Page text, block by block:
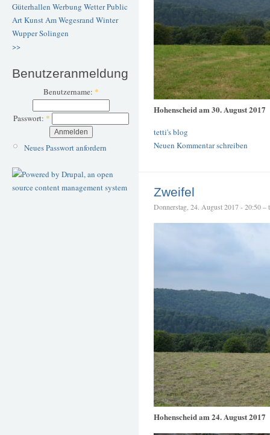
Güterhallen Werbung WetterPublic
ArtKunstAm Wegesrand Winter
WupperSolingen
>>
Benutzeranmeldung
Benutzername: *
Passwort: *
Neues Passwort anfordern
Hohenscheid am 30. August 2017
tetti's blog
Neuen Kommentar schreiben
Zweifel
Donnerstag, 24. August 2017 - 20:50 –
Hohenscheid am 24. August 2017